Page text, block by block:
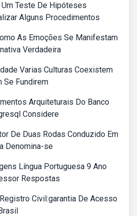
Teste De Hipóteses
Alguns Procedimentos
As Emoções Se Manifestam
Verdadeira
Varias Culturas Coexistem
Se Fundirem
Arquiteturais Do Banco
Considere
De Duas Rodas Conduzido Em
Denomina-se
Língua Portuguesa 9 Ano
Respostas
Civil:garantia De Acesso